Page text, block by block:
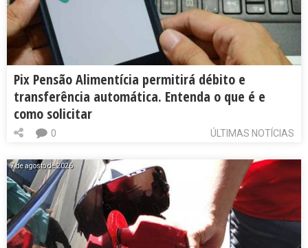
Pix Pensão Alimentícia permitirá débito e
transferência automática. Entenda o que é e
como solicitar
ÚLTIMAS NOTÍCIAS
0
7 de agosto de 2026